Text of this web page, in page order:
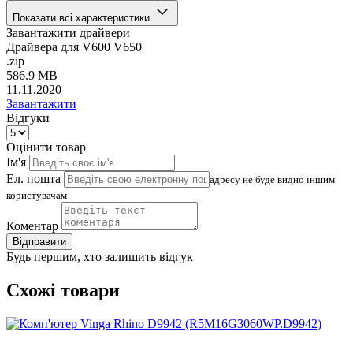
Показати всі характеристики
Завантажити драйвери
Драйвера для V600 V650
.zip
586.9 MB
11.11.2020
Завантажити
Відгуки
Оцінити товар
Ім'я
Ел. пошта
адресу не буде видно іншим
користувачам
Коментар
Відправити
Будь першим, хто залишить відгук
Схожі товари